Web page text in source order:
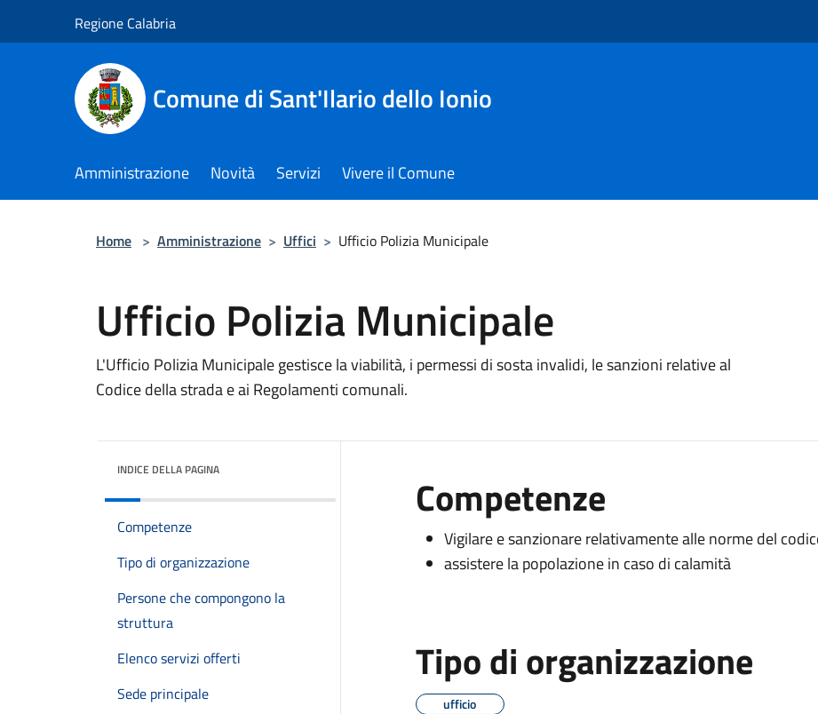
Regione Calabria
Comune di Sant'Ilario dello Ionio
Amministrazione Novità Servizi Vivere il Comune
Home > Amministrazione > Uffici > Ufficio Polizia Municipale
Ufficio Polizia Municipale
L'Ufficio Polizia Municipale gestisce la viabilità, i permessi di sosta invalidi, le sanzioni relative al
Codice della strada e ai Regolamenti comunali.
INDICE DELLA PAGINA
Competenze
Tipo di organizzazione
Persone che compongono la
struttura
Elenco servizi offerti
Sede principale
Competenze
Vigilare e sanzionare relativamente alle norme del
assistere la popolazione in caso di calamità
Tipo di organizzazione
ufficio